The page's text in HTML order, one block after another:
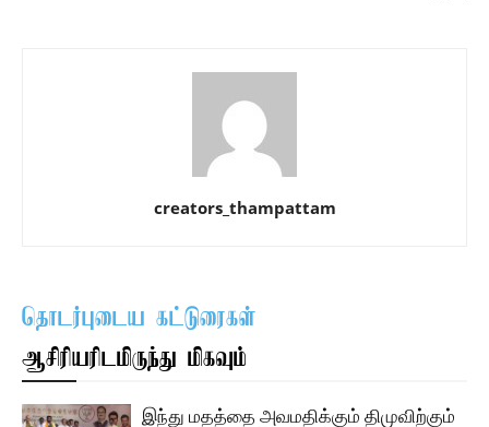
creators_thampattam
தொடர்புடைய கட்டுரைகள்
ஆசிரியரிடமிருந்து மிகவும்
இந்து மதத்தை அவமதிக்கும் திமுவிற்கும்